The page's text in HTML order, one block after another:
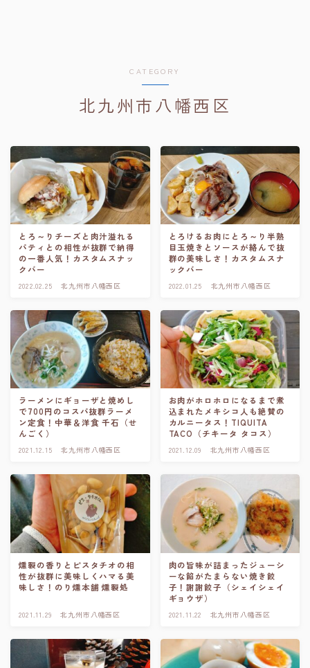
CATEGORY
北九州市八幡西区
とろ～りチーズと肉汁溢れる
パティとの相性が抜群で納得
の一番人気！カスタムスナッ
クバー
2022.02.25 北九州市八幡西区
とろけるお肉にとろ～り半熟
目玉焼きとソースが絡んで抜
群の美味しさ！カスタムスナ
ックバー
2022.01.25 北九州市八幡西区
ラーメンにギョーザと焼めし
で700円のコスパ抜群ラーメ
ン定食！中華＆洋食 千石（せ
んごく）
2021.12.15 北九州市八幡西区
お肉がホロホロになるまで煮
込まれたメキシコ人も絶賛の
カルニータス！TIQUITA
TACO（チキータ タコス）
2021.12.09 北九州市八幡西区
燻製の香りとピスタチオの相
性が抜群に美味しくハマる美
味しさ！のり燻本舗 燻製処
2021.11.29 北九州市八幡西区
肉の旨味が詰まったジューシ
ーな餡がたまらない焼き餃
子！謝謝餃子（シェイシェイ
ギョウザ）
2021.11.22 北九州市八幡西区